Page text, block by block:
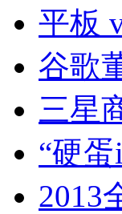
平板
谷歌
三星
“硬
2013